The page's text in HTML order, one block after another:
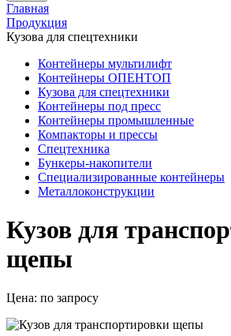
Главная
Продукция
Кузова для спецтехники
Контейнеры мультилифт
Контейнеры ОПЕНТОП
Кузова для спецтехники
Контейнеры под пресс
Контейнеры промышленные
Компакторы и прессы
Спецтехника
Бункеры-накопители
Специализированные контейнеры
Металлоконструкции
Кузов для
щепы
Цена: по запросу